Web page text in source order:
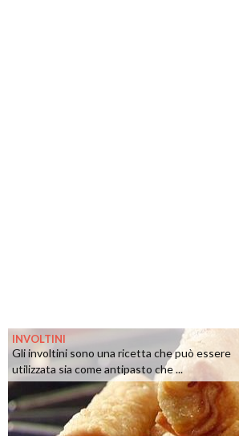
INVOLTINI
Gli involtini sono una ricetta che può essere
utilizzata sia come antipasto che ...